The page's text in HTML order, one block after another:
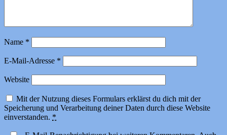
Name *
E-Mail-Adresse *
Website
Mit der Nutzung dieses Formulars erklärst du dich mit der
Speicherung und Verarbeitung deiner Daten durch diese Website
einverstanden. *